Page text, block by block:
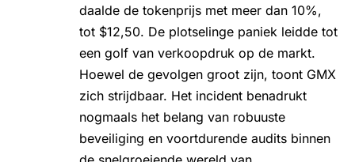
daalde de tokenprijs met meer dan 10%,
tot $12,50. De plotselinge paniek leidde tot
een golf van verkoopdruk op de markt.
Hoewel de gevolgen groot zijn, toont GMX
zich strijdbaar. Het incident benadrukt
nogmaals het belang van robuuste
beveiliging en voortdurende audits binnen